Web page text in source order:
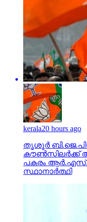
kerala20 hours ago
തൃശൂര്‍
കൗണ്‍സിലര്‍ക്ക്
പകരം
സ്ഥാനാര്‍ത്ഥി